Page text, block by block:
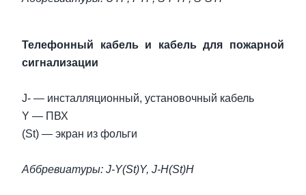
Телефонный кабель и кабель для пожарной
сигнализации
J- — инсталляционный, установочный кабель
Y — ПВХ
(St) — экран из фольги
Аббревиатуры: J-Y(St)Y, J-H(St)H